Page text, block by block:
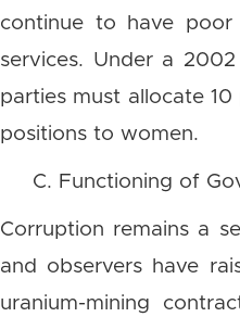
continue to have poor
services. Under a
parties must allocate
positions to women.
C. Functioning of
Corruption remains a
and observers have
uranium-mining